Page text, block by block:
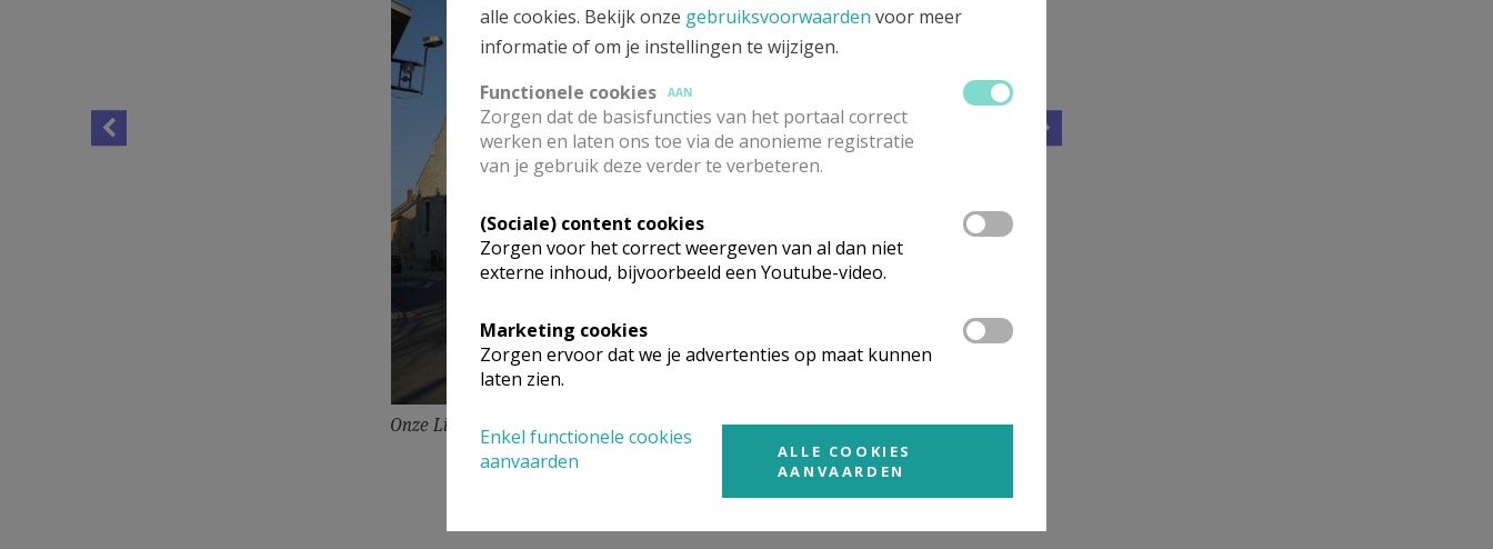
Onze Lieve Vrouw Hemelvaartkerk, Nieuwenrode
alle cookies. Bekijk onze gebruiksvoorwaarden voor meer
informatie of om je instellingen te wijzigen.
Functionele cookies
AAN
Zorgen dat de basisfuncties van het portaal correct
werken en laten ons toe via de anonieme registratie
van je gebruik deze verder te verbeteren.
(Sociale) content cookies
Zorgen voor het correct weergeven van al dan niet
externe inhoud, bijvoorbeeld een Youtube-video.
Marketing cookies
Zorgen ervoor dat we je advertenties op maat kunnen
laten zien.
Enkel functionele cookies
aanvaarden
ALLE COOKIES
AANVAARDEN